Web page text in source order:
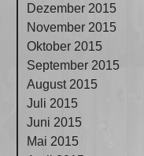
Dezember 2015
November 2015
Oktober 2015
September 2015
August 2015
Juli 2015
Juni 2015
Mai 2015